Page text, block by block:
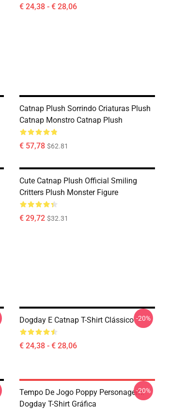
€ 24,38 - € 28,06
Catnap Plush Sorrindo Criaturas Plush
Catnap Monstro Catnap Plush
€ 57,78 $62.81
Cute Catnap Plush Official Smiling
Critters Plush Monster Figure
€ 29,72 $32.31
Dogday E Catnap T-Shirt Clássico
€ 24,38 - € 28,06
-20%
Tempo De Jogo Poppy Personagem:
Dogday T-Shirt Gráfica
-20%